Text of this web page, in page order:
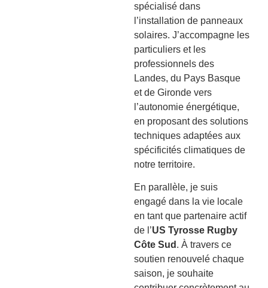
spécialisé dans
l’installation de panneaux
solaires. J’accompagne les
particuliers et les
professionnels des
Landes, du Pays Basque
et de Gironde vers
l’autonomie énergétique,
en proposant des solutions
techniques adaptées aux
spécificités climatiques de
notre territoire.
En parallèle, je suis
engagé dans la vie locale
en tant que partenaire actif
de l’US Tyrosse Rugby
Côte Sud . À travers ce
soutien renouvelé chaque
saison, je souhaite